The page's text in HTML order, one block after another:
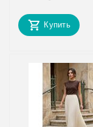
Купить